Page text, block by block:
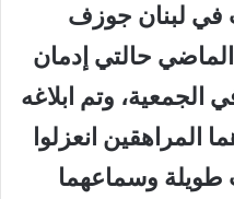
في لبنان جوزف
حالتي إدمان
الجمعية، وتم ابلاغه
المراهقين انعزلوا
وسماعهما